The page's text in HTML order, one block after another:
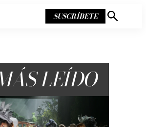
SUSCRÍBETE
Mostrar
LEÍDO